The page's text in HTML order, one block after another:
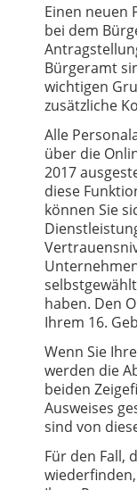
Einen neuen
bei dem
Bürgeramt
wichtigen
zusätzliche
Alle
über die
2017
diese
können Sie
haben. Den
Ihrem 16.
Wenn Sie
werden die
beiden
Ausweises
sind von
Für den Fall,